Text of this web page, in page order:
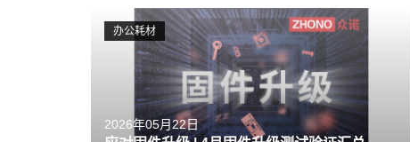
办公耗材
2026年05月22日